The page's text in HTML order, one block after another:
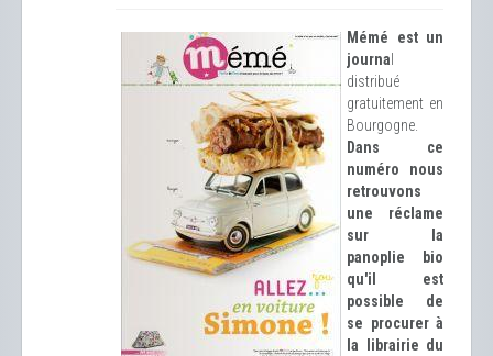
Mémé est un
journa
distribué
gratuitement en
Bourgogne.
Dans ce
numéro nous
retrouvons
une réclame
sur la
panoplie bio
qu'il est
possible de
se procurer à
la librairie du